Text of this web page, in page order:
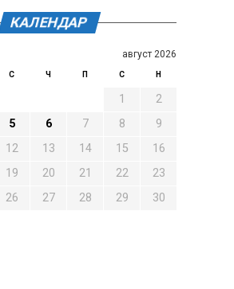
КАЛЕНДАР
август 2026
С Ч П С Н
1
2
5 6 7 8
9
12 13 14 15
16
19 20 21 22
23
26 27 28 29
30